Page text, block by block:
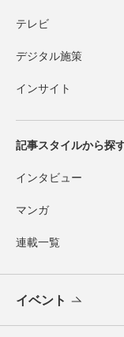
テレビ
デジタル施策
インサイト
記事スタイルから探
インタビュー
マンガ
連載一覧
イベント